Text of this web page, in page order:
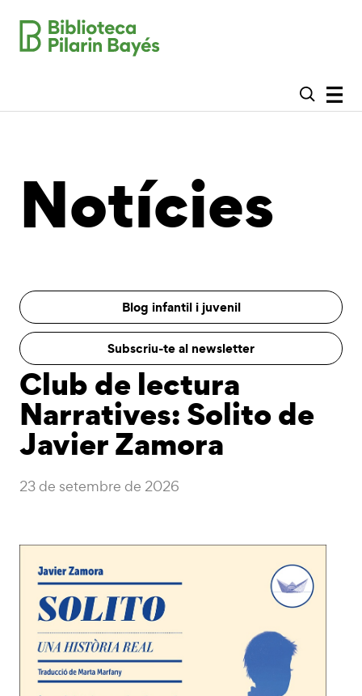
Notícies
Blog infantil i juvenil
Subscriu-te al newsletter
Club de lectura
Narratives: Solito de
Javier Zamora
23 de setembre de 2026